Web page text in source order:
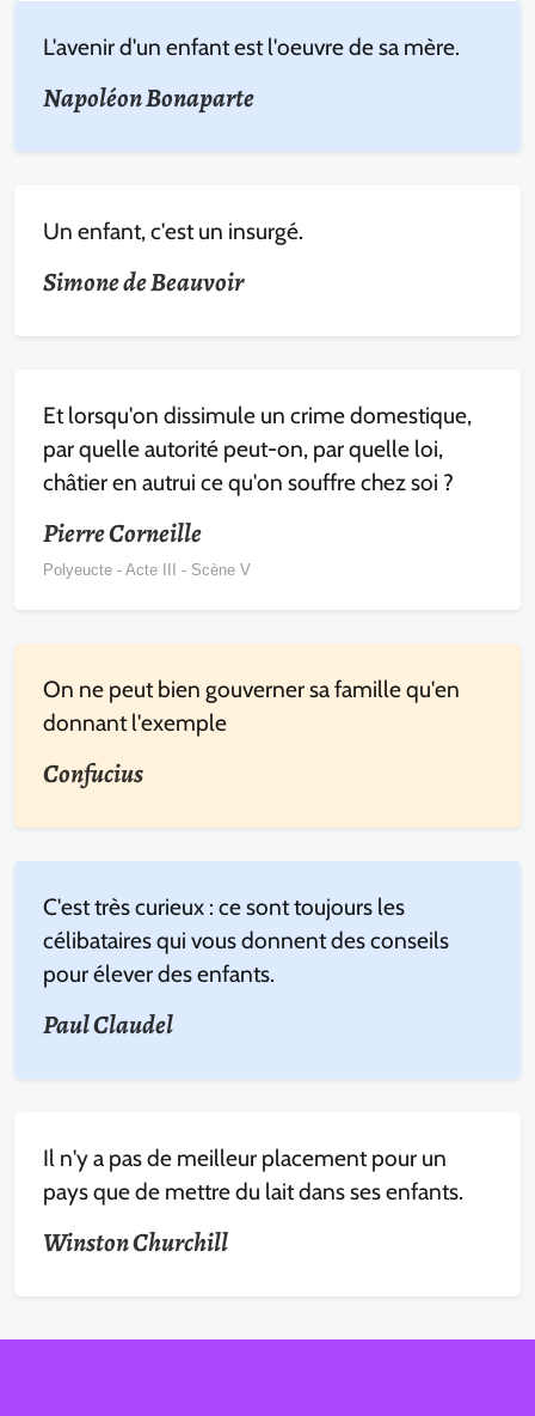
L'avenir d'un enfant est l'oeuvre de sa mère.
Napoléon Bonaparte
Un enfant, c'est un insurgé.
Simone de Beauvoir
Et lorsqu'on dissimule un crime domestique,
par quelle autorité peut-on, par quelle loi,
châtier en autrui ce qu'on souffre chez soi ?
Pierre Corneille
Polyeucte - Acte III - Scène V
On ne peut bien gouverner sa famille qu'en
donnant l'exemple
Confucius
C'est très curieux : ce sont toujours les
célibataires qui vous donnent des conseils
pour élever des enfants.
Paul Claudel
Il n'y a pas de meilleur placement pour un
pays que de mettre du lait dans ses enfants.
Winston Churchill